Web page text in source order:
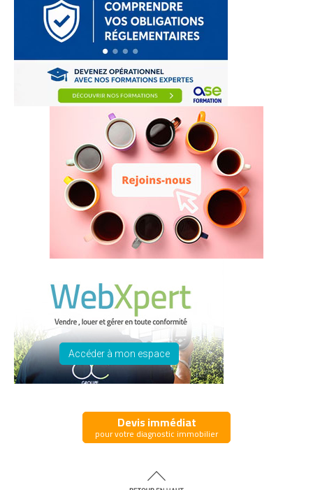
Accéder à mon espace
Devis immédiat
pour votre diagnostic immobilier